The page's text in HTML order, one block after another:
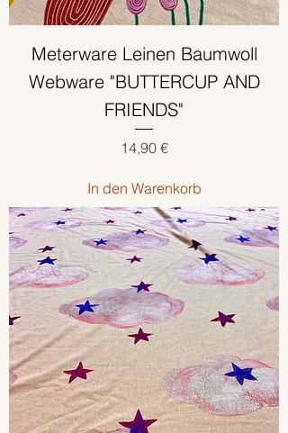
Meterware Leinen Baumwoll
Webware "BUTTERCUP AND
FRIENDS"
Preis
14,90 €
In den Warenkorb